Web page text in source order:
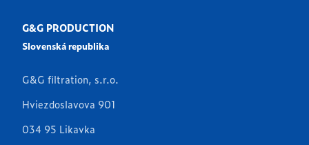
G&G PRODUCTION
Slovenská republika
G&G filtration, s.r.o.
Hviezdoslavova 901
034 95 Likavka